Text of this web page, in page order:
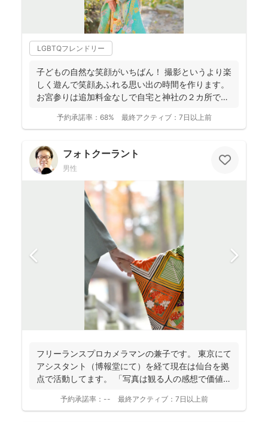
LGBTQフレンドリー
子どもの自然な笑顔がいちばん！ 撮影というより楽
しく遊んで笑顔あふれる思い出の時間を作ります。
お宮参りは追加料金なしで自宅と神社の２カ所で撮
予約承諾率： 68% 最終アクティブ： 7日以上前
フォトクーラント
男性
フリーランスプロカメラマンの兼子です。 東京にて
アシスタント（博報堂にて）を経て現在は仙台を拠
点で活動してます。 「写真は観る人の感想で価値観
予約承諾率： -- 最終アクティブ： 7日以上前